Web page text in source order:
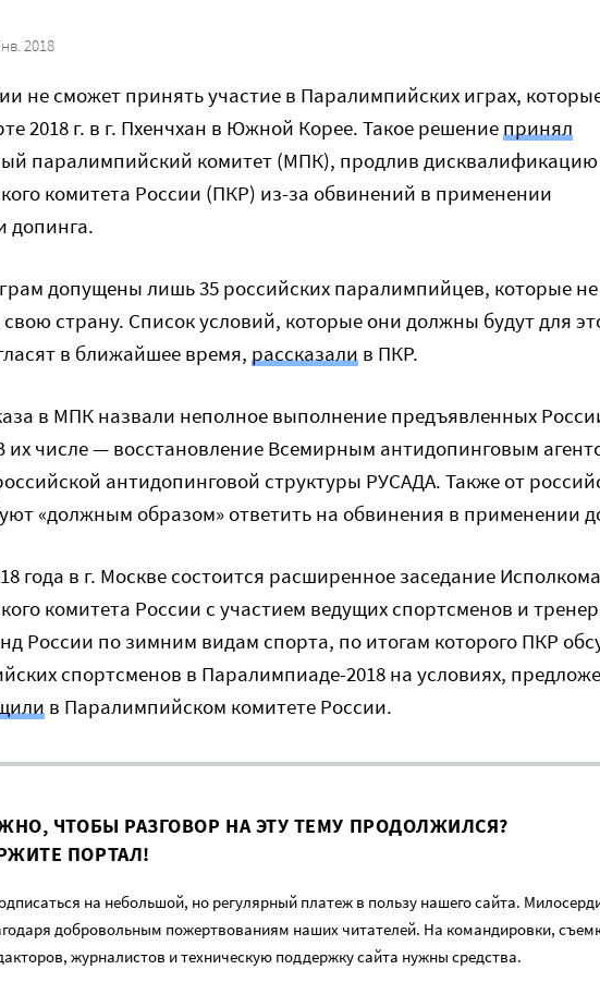
2018
не сможет принять участие в Паралимпийских играх,
2018 г. в г. Пхенчхан в Южной Корее. Такое решениепринял
паралимпийский комитет (МПК), продлив дисквалификацию
комитета России (ПКР) из-за обвинений в применении
допинга.
допущены лишь 35 российских паралимпийцев, которые не
свою страну. Список условий, которые они должны будут для
в ближайшее время, рассказали в ПКР.
в МПК назвали неполное выполнение предъявленных
их числе — восстановление Всемирным антидопинговым
антидопинговой структуры РУСАДА. Также от
«должным образом» ответить на обвинения в применении
года в г. Москве состоится расширенное заседание Исполкома
комитета России с участием ведущих спортсменов и
России по зимним видам спорта, по итогам которого ПКР
спортсменов в Паралимпиаде-2018 на условиях,
в Паралимпийском комитете России.
ЧТОБЫ РАЗГОВОР НА ЭТУ ТЕМУ ПРОДОЛЖИЛСЯ?
ПОРТАЛ!
на небольшой, но регулярный платеж в пользу нашего сайта.
добровольным пожертвованиям наших читателей. На командировки,
журналистов и техническую поддержку сайта нужны средства.